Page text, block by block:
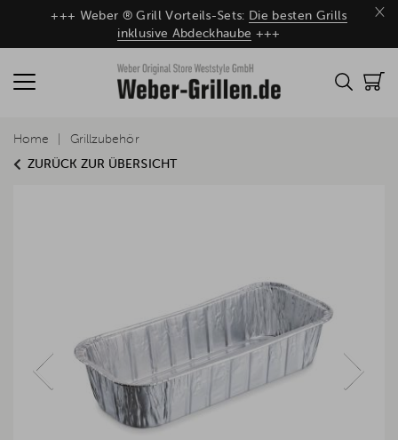
×
+++ Weber ® Grill Vorteils-Sets: Die besten Grills
inklusive Abdeckhaube +++
ZURÜCK ZUR ÜBERSICHT
Home Grillzubehör